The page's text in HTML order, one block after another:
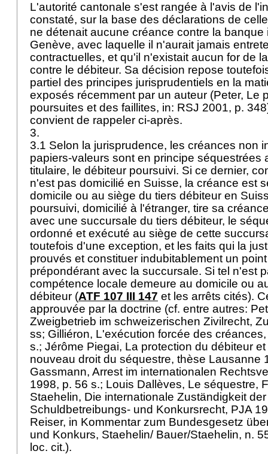
L'autorité cantonale s'est rangée à l'avis de
constaté, sur la base des déclarations de
ne détenait aucune créance contre la banque
Genève, avec laquelle il n'aurait jamais
contractuelles, et qu'il n'existait aucun for de
contre le débiteur. Sa décision repose
partiel des principes jurisprudentiels en la
exposés récemment par un auteur (Peter, Le
poursuites et des faillites, in: RSJ 2001, p.
convient de rappeler ci-après.
3.
3.1 Selon la jurisprudence, les créances non
papiers-valeurs sont en principe séquestrées
titulaire, le débiteur poursuivi. Si ce dernier,
n'est pas domicilié en Suisse, la créance est
domicile ou au siège du tiers débiteur en
poursuivi, domicilié à l'étranger, tire sa
avec une succursale du tiers débiteur, le
ordonné et exécuté au siège de cette
toutefois d'une exception, et les faits qui la
prouvés et constituer indubitablement un
prépondérant avec la succursale. Si tel n'est
compétence locale demeure au domicile ou
débiteur (ATF 107 III 147 et les arrêts cités).
approuvée par la doctrine (cf. entre autres:
Zweigbetrieb im schweizerischen Zivilrecht,
ss; Gilliéron, L'exécution forcée des
s.; Jérôme Piegai, La protection du débiteur
nouveau droit du séquestre, thèse Lausanne
Gassmann, Arrest im internationalen
1998, p. 56 s.; Louis Dallèves, Le séquestre,
Staehelin, Die internationale Zuständigkeit
Schuldbetreibungs- und Konkursrecht, PJA
Reiser, in Kommentar zum Bundesgesetz
und Konkurs, Staehelin/ Bauer/Staehelin, n.
loc. cit.).